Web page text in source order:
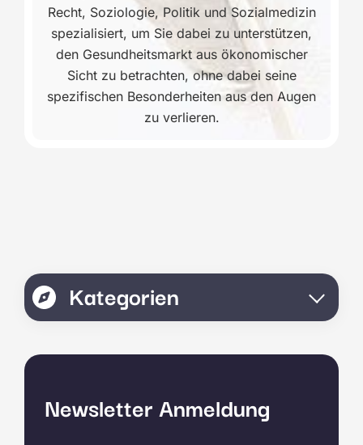
Recht, Soziologie, Politik und Sozialmedizin
spezialisiert, um Sie dabei zu unterstützen,
den Gesundheitsmarkt aus ökonomischer
Sicht zu betrachten, ohne dabei seine
spezifischen Besonderheiten aus den Augen
zu verlieren.
Kategorien
Newsletter Anmeldung